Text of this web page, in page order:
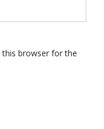
this browser for the